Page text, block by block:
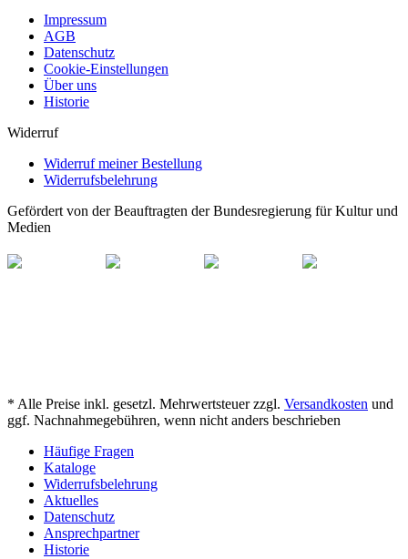
Impressum
AGB
Datenschutz
Cookie-Einstellungen
Über uns
Historie
Widerruf
Widerruf meiner Bestellung
Widerrufsbelehrung
Gefördert von der Beauftragten der Bundesregierung für Kultur und
Medien
* Alle Preise inkl. gesetzl. Mehrwertsteuer zzgl. Versandkosten und
ggf. Nachnahmegebühren, wenn nicht anders beschrieben
Häufige Fragen
Kataloge
Widerrufsbelehrung
Aktuelles
Datenschutz
Ansprechpartner
Historie